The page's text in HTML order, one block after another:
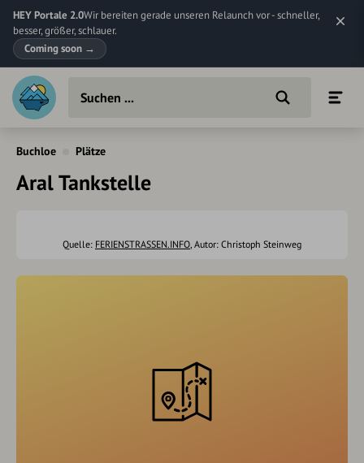
HEY Portale 2.0Wir bereiten gerade unseren Relaunch vor - schneller,
besser, größer, schlauer.
Coming soon →
Buchloe Plätze
Aral Tankstelle
Quelle: FERIENSTRASSEN.INFO, Autor: Christoph Steinweg